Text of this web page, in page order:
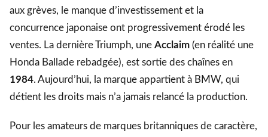
aux grèves, le manque d’investissement et la
concurrence japonaise ont progressivement érodé les
ventes. La dernière Triumph, une Acclaim (en réalité une
Honda Ballade rebadgée), est sortie des chaînes en
1984. Aujourd’hui, la marque appartient à BMW, qui
détient les droits mais n’a jamais relancé la production.
Pour les amateurs de marques britanniques de caractère,